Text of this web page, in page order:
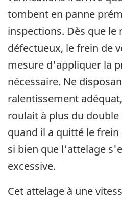
tombent en panne
inspections. Dès que le
défectueux, le frein de
mesure d'appliquer la
nécessaire. Ne
ralentissement
roulait à plus du double
quand il a quitté le frein
si bien que l'attelage
excessive.
Cet attelage à une